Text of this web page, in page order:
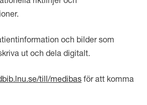
och bilder som
ut och dela digitalt.
till/medibas för att komma